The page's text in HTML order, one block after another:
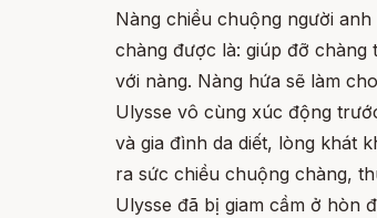
Nàng chiều chuộng người
chàng được là: giúp đỡ chàng
với nàng. Nàng hứa sẽ làm
Ulysse vô cùng xúc động
và gia đình da diết, lòng khát
ra sức chiều chuộng chàng,
Ulysse đã bị giam cầm ở hòn